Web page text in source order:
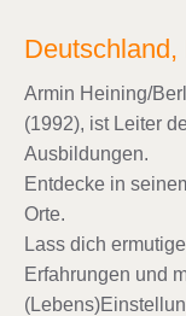
Deutschland,
Armin Heining/
(1992), ist Leiter
Ausbildungen.
Entdecke in
Orte.
Lass dich
Erfahrungen und